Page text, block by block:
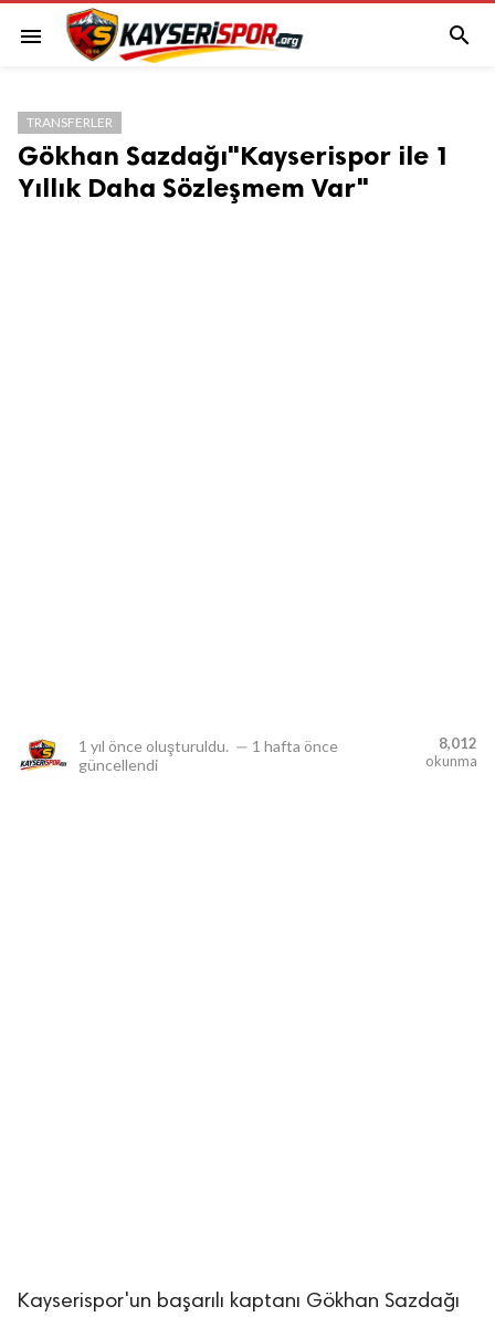
menu 
TRANSFERLER
Gökhan Sazdağı"Kayserispor ile 1
Yıllık Daha Sözleşmem Var"
1 yıl önce oluşturuldu. — 1 hafta önce
güncellendi
8,012
okunma
Kayserispor'un başarılı kaptanı Gökhan Sazdağı